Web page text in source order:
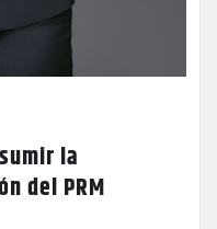
la
del PRM